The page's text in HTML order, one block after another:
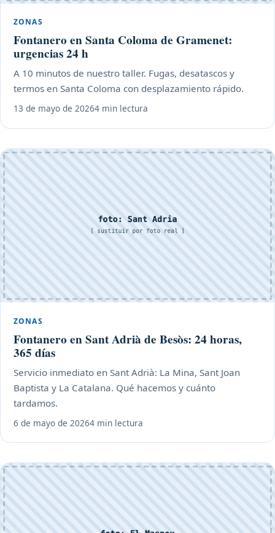
ZONAS
Fontanero en Santa Coloma de Gramenet:
urgencias 24 h
A 10 minutos de nuestro taller. Fugas, desatascos y
termos en Santa Coloma con desplazamiento rápido.
13 de mayo de 20264 min lectura
ZONAS
Fontanero en Sant Adrià de Besòs: 24 horas,
365 días
Servicio inmediato en Sant Adrià: La Mina, Sant Joan
Baptista y La Catalana. Qué hacemos y cuánto
tardamos.
6 de mayo de 20264 min lectura